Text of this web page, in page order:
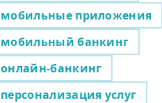
мобильные приложения
мобильный банкинг
онлайн-банкинг
персонализация услуг